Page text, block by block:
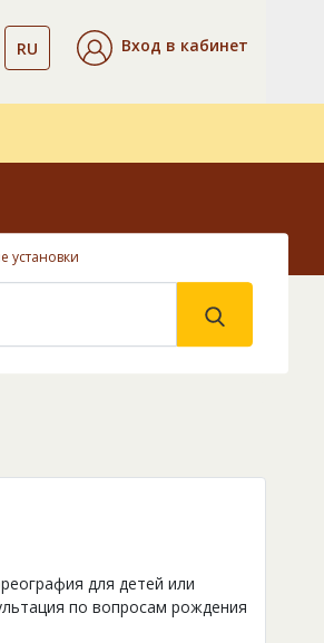
RU Вход в кабинет
установки
для детей или
по вопросам рождения